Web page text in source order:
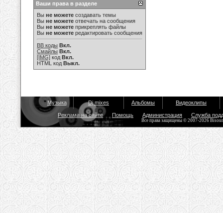
Ваши права в разделе
Вы не можете создавать темы
Вы не можете отвечать на сообщения
Вы не можете прикреплять файлы
Вы не можете редактировать сообщения
BB коды Вкл.
Смайлы Вкл.
[IMG] код Вкл.
HTML код Выкл.
Музыка Dj mixes Альбомы Видеоклипы
Реклама на сайте Помощь Администрация Служба
Все права защищены © 2007-2026